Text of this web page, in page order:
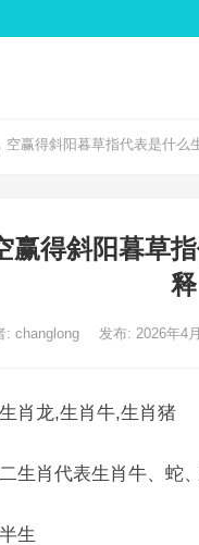
空赢得斜阳暮草指代表是什么
赢得斜阳暮草
释
: changlong 发布: 2026年4
肖龙,生肖牛,生肖猪
生肖代表生肖牛、蛇
生